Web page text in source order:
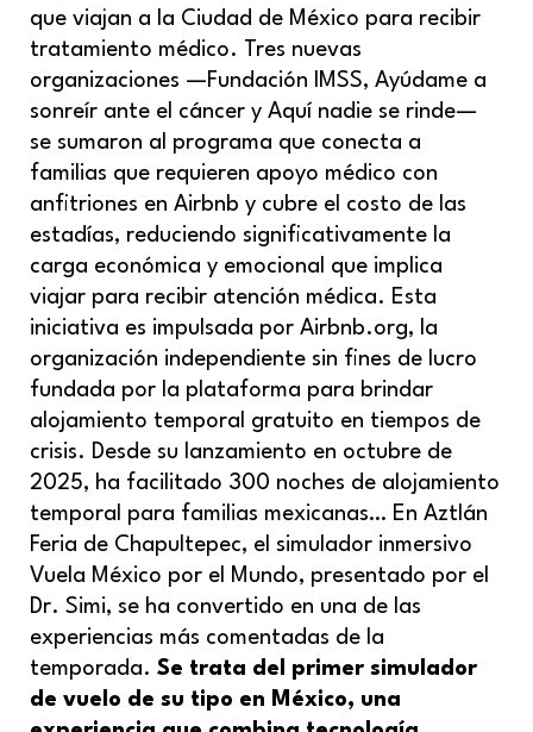
que viajan a la Ciudad de México para recibir
tratamiento médico. Tres nuevas
organizaciones —Fundación IMSS, Ayúdame a
sonreír ante el cáncer y Aquí nadie se rinde—
se sumaron al programa que conecta a
familias que requieren apoyo médico con
anfitriones en Airbnb y cubre el costo de las
estadías, reduciendo significativamente la
carga económica y emocional que implica
viajar para recibir atención médica. Esta
iniciativa es impulsada por Airbnb.org, la
organización independiente sin fines de lucro
fundada por la plataforma para brindar
alojamiento temporal gratuito en tiempos de
crisis. Desde su lanzamiento en octubre de
2025, ha facilitado 300 noches de alojamiento
temporal para familias mexicanas… En Aztlán
Feria de Chapultepec, el simulador inmersivo
Vuela México por el Mundo, presentado por el
Dr. Simi, se ha convertido en una de las
experiencias más comentadas de la
temporada.Se trata del primer simulador
de vuelo de su tipo en México, una